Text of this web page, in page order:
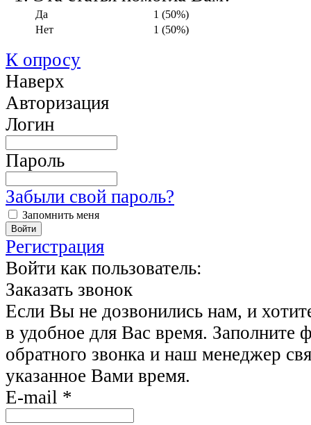
Да
1 (50%)
Нет
1 (50%)
К опросу
Наверх
Авторизация
Логин
Пароль
Забыли свой пароль?
Запомнить меня
Регистрация
Войти как пользователь:
Заказать звонок
Если Вы не дозвонились нам, и
в удобное для Вас время. Заполните
обратного звонка и наш менеджер
указанное Вами время.
E-mail *